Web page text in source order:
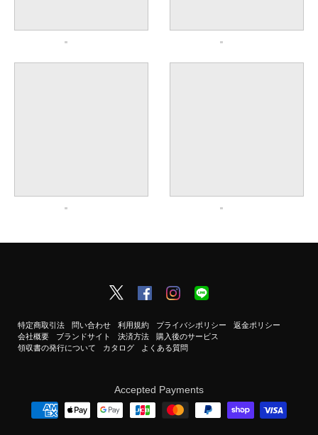
特定商取引法 問い合わせ 利用規約 プライバシポリシー
返金ポリシー
会社概要
ブランドサイト 決済方法
購入後のサービス
領収書の発行について
カタログ よくある質問
Accepted Payments